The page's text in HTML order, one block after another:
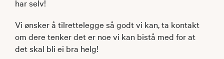
har selv!
Vi ønsker å tilrettelegge så godt vi kan, ta kontakt
om dere tenker det er noe vi kan bistå med for at
det skal bli ei bra helg!